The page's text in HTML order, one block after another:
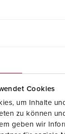
Cookies
um Inhalte
zu können
geben wir
CAD data STP
aluminium